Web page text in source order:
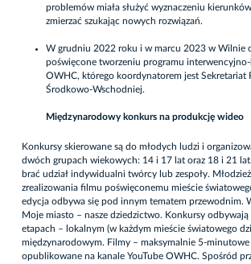
problemów miała służyć wyznaczeniu
zmierzać szukając nowych rozwiązań.
W grudniu 2022 roku i w marcu 2023 w Wilnie
poświęcone tworzeniu programu
OWHC, którego koordynatorem jest Sekretariat
Środkowo-Wschodniej.
Międzynarodowy konkurs na produkcję wideo
Konkursy skierowane są do młodych ludzi i
dwóch grupach wiekowych: 14 i 17 lat oraz 18 i 21
brać udział indywidualni twórcy lub zespoły.
zrealizowania filmu poświęconemu mieście
edycja odbywa się pod innym tematem przewodnim.
Moje miasto – nasze dziedzictwo. Konkursy odbywają
etapach – lokalnym (w każdym mieście światowego
międzynarodowym. Filmy – maksymalnie 5-minutowe
opublikowane na kanale YouTube OWHC. Spośród